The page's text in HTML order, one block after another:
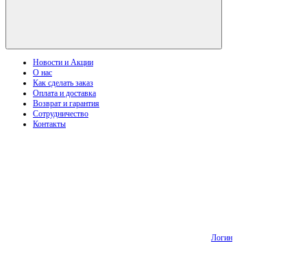
Новости и Акции
О нас
Как сделать заказ
Оплата и доставка
Возврат и гарантия
Сотрудничество
Контакты
Логин